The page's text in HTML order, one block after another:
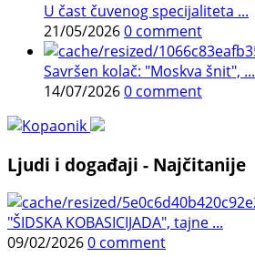
U čast čuvenog specijaliteta ...
21/05/20260 comment
Savršen kolač: "Moskva šnit", ...
14/07/20260 comment
Ljudi i događaji - Najčitanije
"ŠIDSKA KOBASICIJADA", tajne ...
09/02/20260 comment